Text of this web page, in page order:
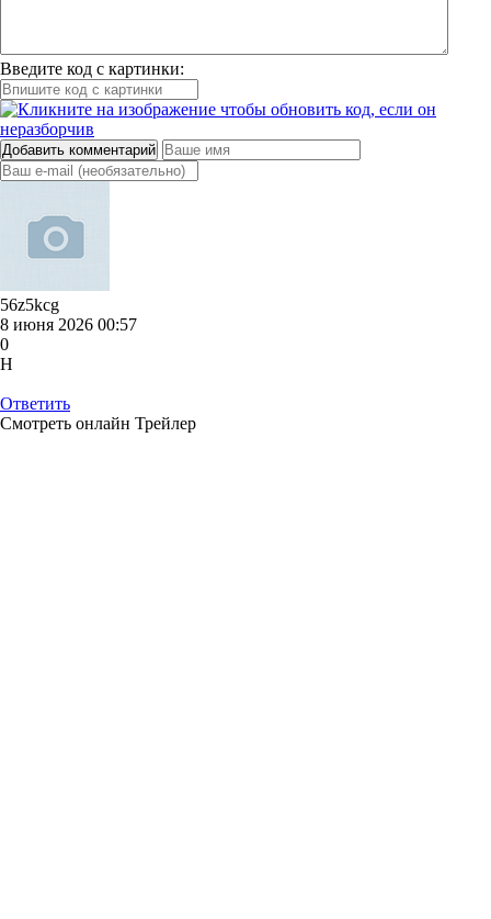
Введите код с картинки:
Добавить комментарий
56z5kcg
8 июня 2026 00:57
0
H
Ответить
Смотреть онлайн Трейлер